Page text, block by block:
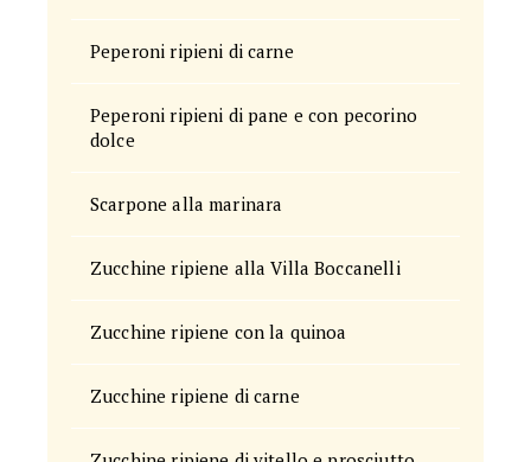
Peperoni ripieni di carne
Peperoni ripieni di pane e con pecorino
dolce
Scarpone alla marinara
Zucchine ripiene alla Villa Boccanelli
Zucchine ripiene con la quinoa
Zucchine ripiene di carne